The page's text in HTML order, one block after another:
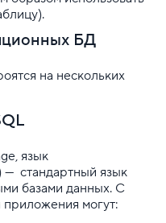
устойчивее к
токен истек»
она может навредить
БД
на нескольких
язык
— стандартный язык
базами данных. С
могут: